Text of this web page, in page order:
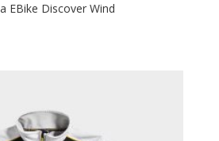
EBike Discover Wind